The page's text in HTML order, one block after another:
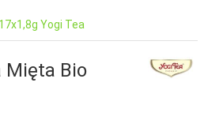
Yogi Tea
Mięta Bio